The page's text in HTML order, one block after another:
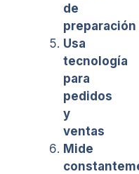
de
preparación
Usa
tecnología
para
pedidos
y
ventas
Mide